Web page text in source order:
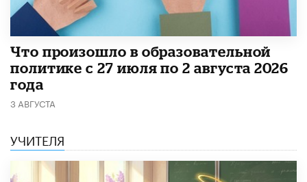
​Что произошло в образовательной
политике с 27 июля по 2 августа 2026
года
3 АВГУСТА
УЧИТЕЛЯ